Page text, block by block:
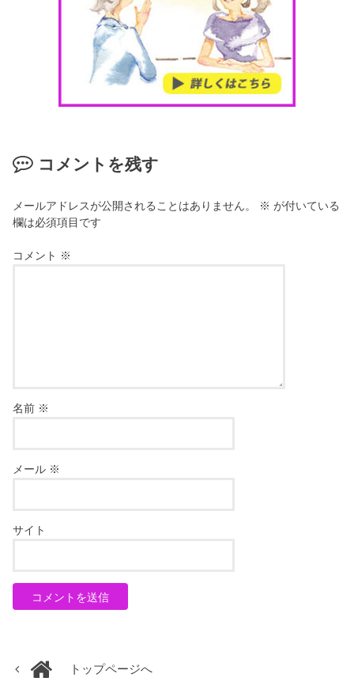
コメントを残す
メールアドレスが公開されることはありません。 ※ が付いている
欄は必須項目です
コメント ※
名前 ※
メール ※
サイト
トップページへ